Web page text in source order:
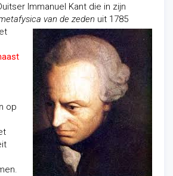
Immanuel Kant die in zijn
van de zeden uit 1785
op